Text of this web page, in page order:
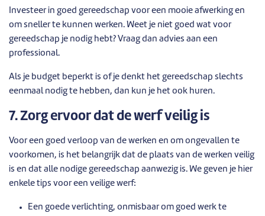
Investeer in goed gereedschap voor een mooie afwerking en
om sneller te kunnen werken. Weet je niet goed wat voor
gereedschap je nodig hebt? Vraag dan advies aan een
professional.
Als je budget beperkt is of je denkt het gereedschap slechts
eenmaal nodig te hebben, dan kun je het ook huren.
7. Zorg ervoor dat de werf veilig is
Voor een goed verloop van de werken en om ongevallen te
voorkomen, is het belangrijk dat de plaats van de werken veilig
is en dat alle nodige gereedschap aanwezig is. We geven je hier
enkele tips voor een veilige werf:
Een goede verlichting, onmisbaar om goed werk te